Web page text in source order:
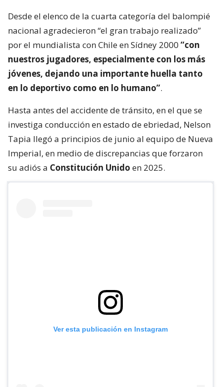
Desde el elenco de la cuarta categoría del balompié
nacional agradecieron “el gran trabajo realizado”
por el mundialista con Chile en Sídney 2000 “con
nuestros jugadores, especialmente con los más
jóvenes, dejando una importante huella tanto
en lo deportivo como en lo humano”.
Hasta antes del accidente de tránsito, en el que se
investiga conducción en estado de ebriedad, Nelson
Tapia llegó a principios de junio al equipo de Nueva
Imperial, en medio de discrepancias que forzaron
su adiós a Constitución Unido en 2025.
Ver esta publicación en Instagram